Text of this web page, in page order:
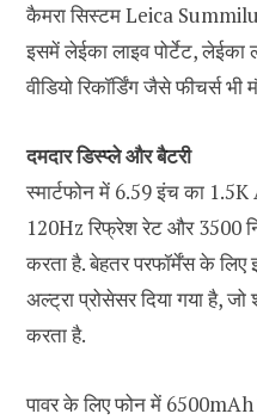
कैमरा सिस्टम Leica
इसमें लेईका लाइव पोर्टेट,
वीडियो रिकॉर्डिंग जैसे फीचर्स भी
दमदार डिस्प्ले और बैटरी
स्मार्टफोन में 6.59 इंच का 1.5K
120Hz रिफ्रेश रेट और 3500
करता है. बेहतर परफॉर्मेंस के
अल्ट्रा प्रोसेसर दिया गया है,
करता है.
पावर के लिए फोन में 6500mAh